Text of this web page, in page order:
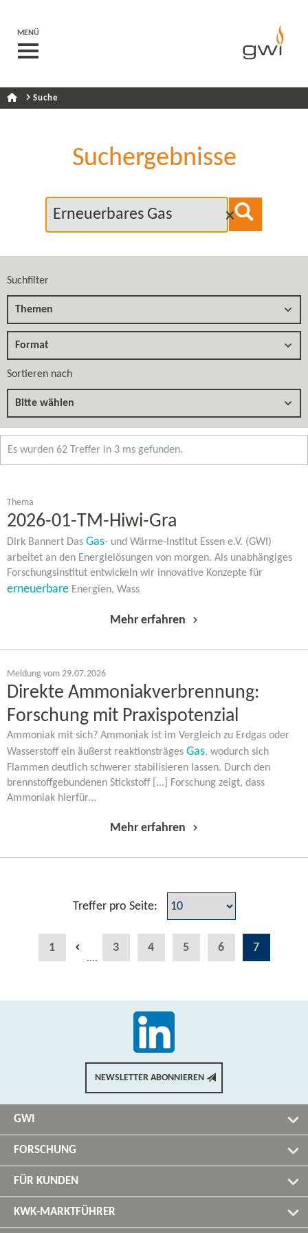
MENÜ
Suche
Suchergebnisse
Suchfilter
Themen
Format
Sortieren nach
Bitte wählen
Es wurden 62 Treffer in 3 ms gefunden.
Thema
2026-01-​TM-Hiwi-Gra
Dirk Bannert Das Gas- und Wärme-​Institut Essen e.V. (GWI)
arbeitet an den Energielösungen von morgen. Als unabhängiges
Forschungsinstitut entwickeln wir innovative Konzepte für
erneuerbare Energien, Wass
Mehr erfahren
Meldung vom 29.07.2026
Direkte Ammoniakverbrennung:
Forschung mit Praxispotenzial
Ammoniak mit sich? Ammoniak ist im Vergleich zu Erdgas oder
Wasserstoff ein äußerst reaktionsträges Gas, wodurch sich
Flammen deutlich schwerer stabilisieren lassen. Durch den
brennstoffgebundenen Stickstoff [...] Forschung zeigt, dass
Ammoniak hierfür…
Mehr erfahren
Treffer pro Seite:
1
....
3 4 5 6 7
NEWSLETTER ABONNIEREN
GWI
FORSCHUNG
FÜR KUNDEN
KWK-MARKTFÜHRER